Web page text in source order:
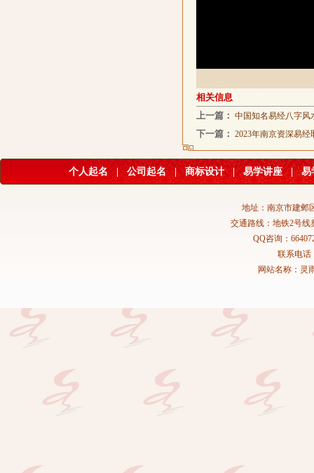
相关信息
上一篇： 中国知名易经八字
下一篇： 2023年南京资深易
个人起名 公司起名 | 商标设计 | 易学讲座 | 易
地址：南京市建邺
交通路线：地铁2号线
QQ咨询：
联系电话
网站名称：灵